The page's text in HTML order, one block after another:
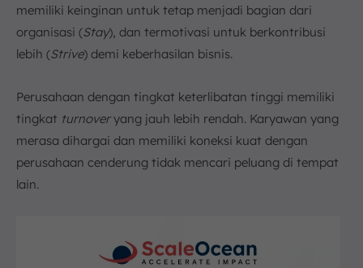
memiliki keinginan untuk tetap menjadi bagian dari
organisasi (Stay), dan termotivasi untuk berkontribusi
lebih (Strive) demi keberhasilan bisnis.
Perusahaan dengan tingkat keterlibatan tinggi memiliki
tingkat turnoveryang jauh lebih rendah. Karyawan yang
merasa dihargai dan memiliki koneksi kuat dengan
perusahaan cenderung tidak mencari peluang di tempat
lain.